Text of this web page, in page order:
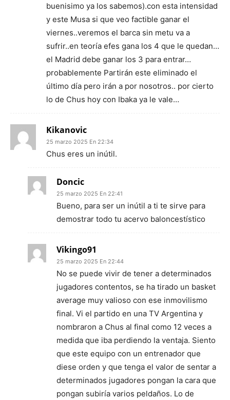
buenisimo ya los sabemos).con esta intensidad
y este Musa si que veo factible ganar el
viernes..veremos el barca sin metu va a
sufrir..en teoría efes gana los 4 que le quedan…
el Madrid debe ganar los 3 para entrar…
probablemente Partirán este eliminado el
último día pero irán a por nosotros.. por cierto
lo de Chus hoy con Ibaka ya le vale…
Kikanovic
25 marzo 2025 En 22:34
Chus eres un inútil.
Doncic
25 marzo 2025 En 22:41
Bueno, para ser un inútil a ti te sirve para
demostrar todo tu acervo baloncestístico
Vikingo91
25 marzo 2025 En 22:44
No se puede vivir de tener a determinados
jugadores contentos, se ha tirado un basket
average muy valioso con ese inmovilismo
final. Vi el partido en una TV Argentina y
nombraron a Chus al final como 12 veces a
medida que iba perdiendo la ventaja. Siento
que este equipo con un entrenador que
diese orden y que tenga el valor de sentar a
determinados jugadores pongan la cara que
pongan subiría varios peldaños. Lo de